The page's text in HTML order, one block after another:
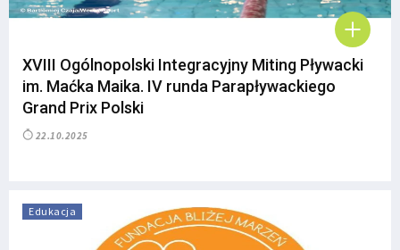
XVIII Ogólnopolski Integracyjny Miting Pływacki
im. Maćka Maika. IV runda Parapływackiego
Grand Prix Polski
22.10.2025
Edukacja